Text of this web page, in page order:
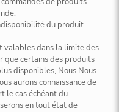
du produit
valables dans la limite des
que certains des produits
disponibles, Nous Nous
aurons connaissance de
le cas échéant du
en tout état de